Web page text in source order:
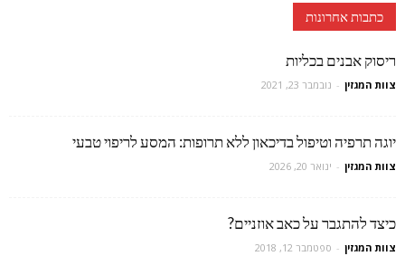
כתבות אחרונות
ריסוק אבנים בכליות
צוות המגזין - נובמבר 23, 2021
יוגה תרפיה וטיפול בדיכאון ללא תרופות: המסע לריפוי טבעי
צוות המגזין - ינואר 20, 2026
כיצד להתגבר על כאב אוזניים?
צוות המגזין - ספטמבר 12, 2018